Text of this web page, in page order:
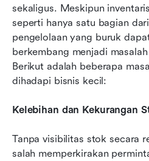
sekaligus. Meskipun
seperti hanya satu bagian
pengelolaan yang buruk
berkembang menjadi
Berikut adalah beberapa
dihadapi bisnis kecil:
Kelebihan dan Kekurangan
Tanpa visibilitas stok secara
salah memperkirakan